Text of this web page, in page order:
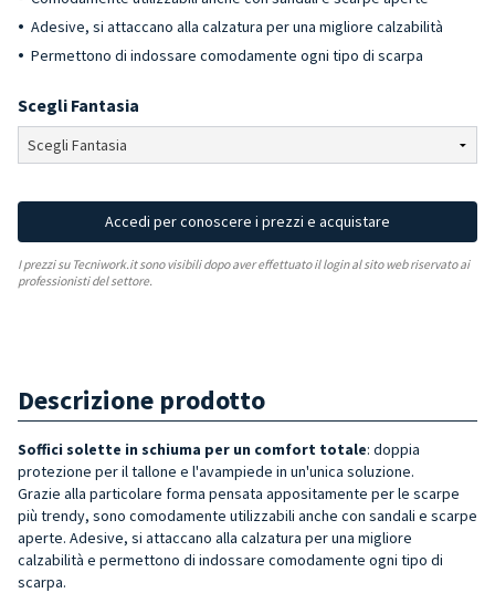
Adesive, si attaccano alla calzatura per una migliore calzabilità
Permettono di indossare comodamente ogni tipo di scarpa
Scegli Fantasia
Accedi per conoscere i prezzi e acquistare
I prezzi su Tecniwork.it sono visibili dopo aver effettuato il login al sito web riservato ai
professionisti del settore.
Descrizione prodotto
Soffici solette in schiuma per un comfort totale: doppia
protezione per il tallone e l'avampiede in un'unica soluzione.
Grazie alla particolare forma pensata appositamente per le scarpe
più trendy, sono comodamente utilizzabili anche con sandali e scarpe
aperte. Adesive, si attaccano alla calzatura per una migliore
calzabilità e permettono di indossare comodamente ogni tipo di
scarpa.